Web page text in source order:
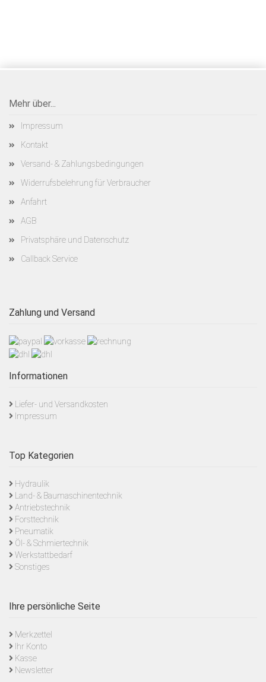
Mehr über...
Impressum
Kontakt
Versand- & Zahlungsbedingungen
Widerrufsbelehrung für Verbraucher
Anfahrt
AGB
Privatsphäre und Datenschutz
Callback Service
Zahlung und Versand
Informationen
Liefer- und Versandkosten
Impressum
Top Kategorien
Hydraulik
Land- & Baumaschinentechnik
Antriebstechnik
Forsttechnik
Pneumatik
Öl- & Schmiertechnik
Werkstattbedarf
Sonstiges
Ihre persönliche Seite
Merkzettel
Ihr Konto
Kasse
Newsletter